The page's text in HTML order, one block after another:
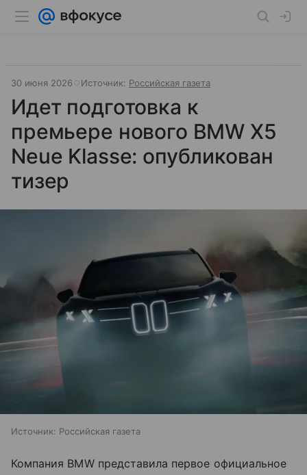
30 июня 2026 Источник: Российская газета
Идет подготовка к
премьере нового BMW X5
Neue Klasse: опубликован
тизер
Источник: Российская газета
Компания BMW представила первое официальное